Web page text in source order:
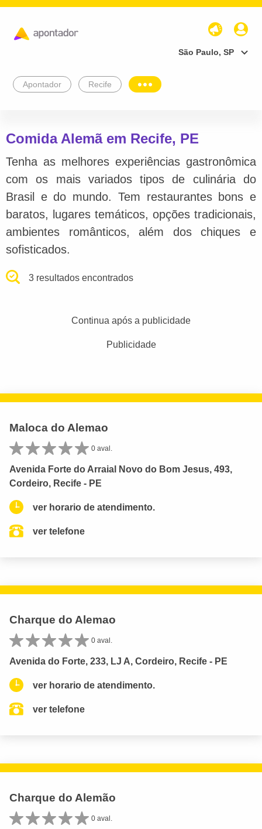
São Paulo, SP
Apontador Recife
Comida Alemã em Recife, PE
Tenha as melhores experiências gastronômica
com os mais variados tipos de culinária do
Brasil e do mundo. Tem restaurantes bons e
baratos, lugares temáticos, opções tradicionais,
ambientes românticos, além dos chiques e
sofisticados.
3 resultados encontrados
Continua após a publicidade
Publicidade
Maloca do Alemao
0 aval.
Avenida Forte do Arraial Novo do Bom Jesus, 493,
Cordeiro, Recife - PE
ver horario de atendimento.
ver telefone
Charque do Alemao
0 aval.
Avenida do Forte, 233, LJ A, Cordeiro, Recife - PE
ver horario de atendimento.
ver telefone
Charque do Alemão
0 aval.